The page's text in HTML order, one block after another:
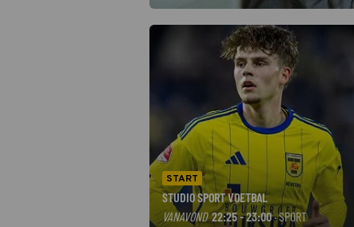
START
STUDIO SPORT VOETBAL
VANAVOND 22:25 - 23:00· SPORT